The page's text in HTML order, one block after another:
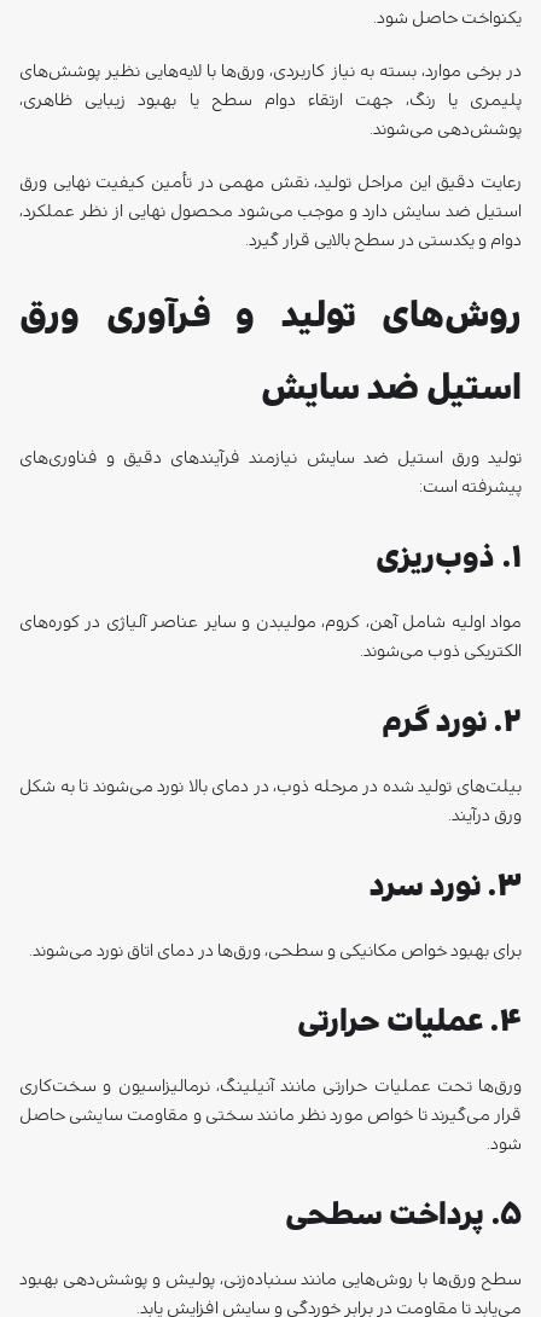
رعایت دقیق این مراحل تولید، نقش مهمی در تأمین کیفیت نهایی ورق
استیل ضد سایش دارد و موجب می‌شود محصول نهایی از نظر عملکرد،
دوام و یکدستی در سطح بالایی قرار گیرد.
روش‌های تولید و فرآوری ورق
استیل ضد سایش
تولید ورق استیل ضد سایش نیازمند فرآیندهای دقیق و فناوری‌های
پیشرفته است:
۱. ذوب‌ریزی
مواد اولیه شامل آهن، کروم، مولیبدن و سایر عناصر آلیاژی در کوره‌های
الکتریکی ذوب می‌شوند.
۲. نورد گرم
بیلت‌های تولید شده در مرحله ذوب، در دمای بالا نورد می‌شوند تا به شکل
ورق درآیند.
۳. نورد سرد
برای بهبود خواص مکانیکی و سطحی، ورق‌ها در دمای اتاق نورد می‌شوند.
۴. عملیات حرارتی
قرار می‌گیرند تا خواص مورد نظر مانند سختی و مقاومت سایشی حاصل
سطح ورق‌ها با روش‌هایی مانند سنباده‌زنی، پولیش و پوشش‌دهی بهبود
می‌یابد تا مقاومت در برابر خوردگی و سایش افزایش یابد.
سخن آخر
انتخاب یک متریال مناسب برای شرایط سخت کاری، نیازمند شناخت